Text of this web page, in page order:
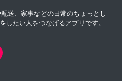
送、家事などの日常のちょっとし
したい人をつなげるアプリです。